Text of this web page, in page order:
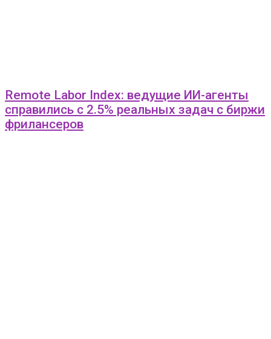
Remote Labor Index: ведущие ИИ-агенты
справились с 2.5% реальных задач с биржи
фрилансеров